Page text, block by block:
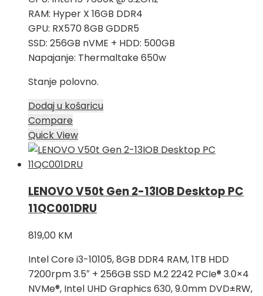
RAM: Hyper X 16GB DDR4
GPU: RX570 8GB GDDR5
SSD: 256GB nVME + HDD: 500GB
Napajanje: Thermaltake 650w
Stanje polovno.
Dodaj u košaricu
Compare
Quick View
LENOVO V50t Gen 2-13IOB Desktop PC
11QC001DRU
819,00 KM
Intel Core i3-10105, 8GB DDR4 RAM, 1TB HDD
7200rpm 3.5″ + 256GB SSD M.2 2242 PCIe® 3.0×4
NVMe®, Intel UHD Graphics 630, 9.0mm DVD±RW,